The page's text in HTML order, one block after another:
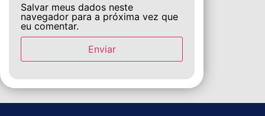
Salvar meus dados neste
navegador para a próxima vez que
eu comentar.